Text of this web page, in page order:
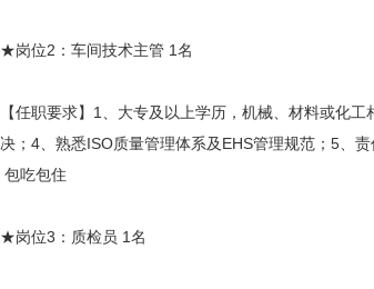
★岗位2：车间技术主管 1名
【任职要求】1、大专及以上学历，机械、材料或化
决；4、熟悉ISO质量管理体系及EHS管理规范；5、
包吃包住
★岗位3：质检员 1名